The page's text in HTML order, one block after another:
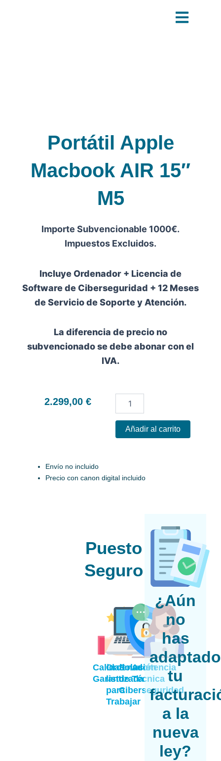
Portátil Apple
Macbook AIR 15″
M5
Importe Subvencionable 1000€.
Impuestos Excluidos.
Incluye Ordenador + Licencia de
Software de Ciberseguridad + 12 Meses
de Servicio de Soporte y Atención.
La diferencia de precio no
subvencionado se debe abonar con el
IVA.
2.299,00 €
Apple
AIR
15"
Añadir al carrito
Envío no incluido
Precio con canon digital incluido
Puesto
Seguro
Calidad
Garantizada
Ordenador
listo
para
Trabajar
Solución
de
Ciberseguridad
Asistencia
Técnica
¿Aún
no
has
adaptado
tu
a la
nueva
ley?